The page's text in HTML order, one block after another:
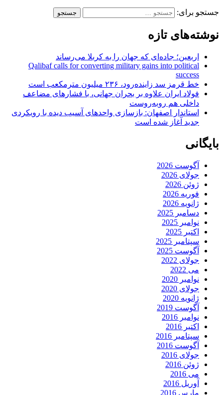
جستجو برای:
نوشته‌های تازه
اربعین؛ جاده‌ای که جهان را به کربلا می‌رساند
Qalibaf calls for converting military gains into political
success
خط قرمز سد زاینده‌رود، ۲۳۶ میلیون مترمکعب است
فولاد ایران علاوه بر بحران جهانی، با فشارهای مضاعف
داخلی هم روبه‌روست
استاندار اصفهان: بازسازی واحدهای آسیب دیده با رویکردی
جدید آغاز شده است
بایگانی
آگوست 2026
جولای 2026
ژوئن 2026
فوریه 2026
ژانویه 2026
دسامبر 2025
نوامبر 2025
اکتبر 2025
سپتامبر 2025
آگوست 2025
جولای 2022
می 2022
نوامبر 2020
جولای 2020
ژانویه 2020
آگوست 2019
نوامبر 2016
اکتبر 2016
سپتامبر 2016
آگوست 2016
جولای 2016
ژوئن 2016
می 2016
آوریل 2016
مارس 2016